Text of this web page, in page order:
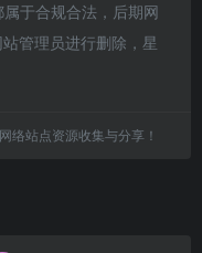
于合规合法，后期网
管理员进行删除，星
络站点资源收集与分享！